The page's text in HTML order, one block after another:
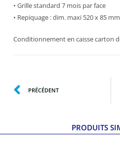
• Grille standard 7 mois par face
• Repiquage : dim. maxi 520 x 85 mm
Conditionnement en caisse carton
PRÉCÉDENT
PRODUITS